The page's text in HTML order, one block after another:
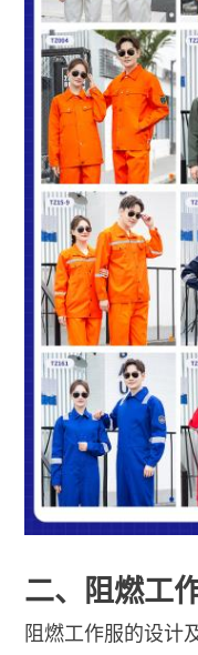
二、阻燃工
阻燃工作服的设计